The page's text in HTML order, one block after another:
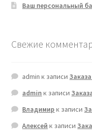
Ваш персональный
Свежие
admin к записи
admin к записи
Владимир к записи
Алексей к записи